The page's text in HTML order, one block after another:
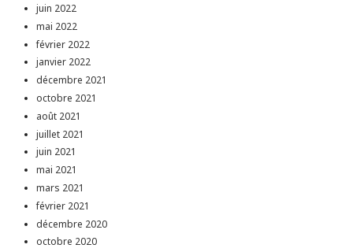
juin 2022
mai 2022
février 2022
janvier 2022
décembre 2021
octobre 2021
août 2021
juillet 2021
juin 2021
mai 2021
mars 2021
février 2021
décembre 2020
octobre 2020